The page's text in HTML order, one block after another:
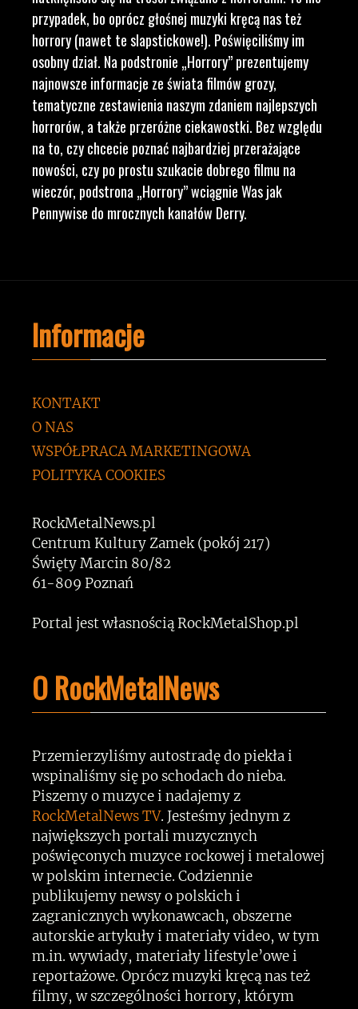
przypadek, bo oprócz głośnej muzyki kręcą nas też
horrory (nawet te slapstickowe!). Poświęciliśmy im
osobny dział. Na podstronie „Horrory” prezentujemy
najnowsze informacje ze świata filmów grozy,
tematyczne zestawienia naszym zdaniem najlepszych
horrorów, a także przeróżne ciekawostki. Bez względu
na to, czy chcecie poznać najbardziej przerażające
nowości, czy po prostu szukacie dobrego filmu na
wieczór, podstrona „Horrory” wciągnie Was jak
Pennywise do mrocznych kanałów Derry.
Informacje
KONTAKT
O NAS
WSPÓŁPRACA MARKETINGOWA
POLITYKA COOKIES
RockMetalNews.pl
Centrum Kultury Zamek (pokój 217)
Święty Marcin 80/82
61-809 Poznań
Portal jest własnością RockMetalShop.pl
O RockMetalNews
Przemierzyliśmy autostradę do piekła i
wspinaliśmy się po schodach do nieba.
Piszemy o muzyce i nadajemy z
RockMetalNews TV. Jesteśmy jednym z
największych portali muzycznych
poświęconych muzyce rockowej i metalowej
w polskim internecie. Codziennie
publikujemy newsy o polskich i
zagranicznych wykonawcach, obszerne
autorskie artykuły i materiały video, w tym
m.in. wywiady, materiały lifestyle’owe i
reportażowe. Oprócz muzyki kręcą nas też
filmy, w szczególności horrory, którym